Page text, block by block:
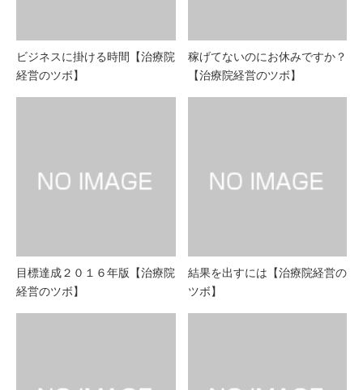
ビジネスに掛ける時間【治療院
経営のツボ】
稼げてないのにお休みですか？
【治療院経営のツボ】
目標達成２０１６年版【治療院
経営のツボ】
結果を出すには【治療院経営の
ツボ】